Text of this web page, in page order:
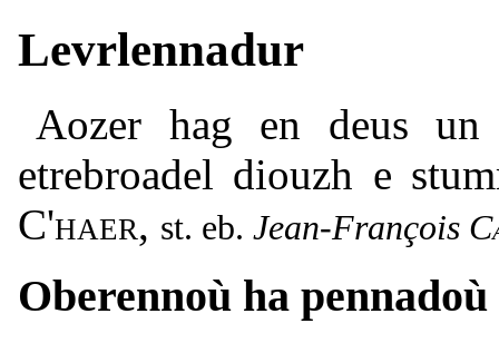
Levrlennadur
Aozer hag en deus
etrebroadel diouzh e
C'haer, Jean-François
Oberennoù ha pennadoù